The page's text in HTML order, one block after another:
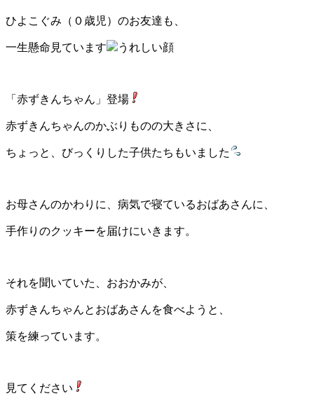
ひよこぐみ（０歳児）のお友達も、
一生懸命見ています
「赤ずきんちゃん」登場
赤ずきんちゃんのかぶりものの大きさに、
ちょっと、びっくりした子供たちもいました
お母さんのかわりに、病気で寝ているおばあさんに、
手作りのクッキーを届けにいきます。
それを聞いていた、おおかみが、
赤ずきんちゃんとおばあさんを食べようと、
策を練っています。
見てください